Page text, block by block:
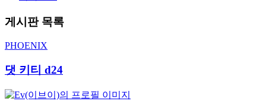
게시판 목록
PHOENIX
댓 키티 d24